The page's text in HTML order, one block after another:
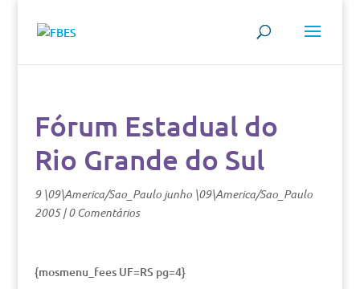
Fórum Estadual do
Rio Grande do Sul
9 \09\America/Sao_Paulo junho \09\America/Sao_Paulo
2005|0 Comentários
{mosmenu_fees UF=RS pg=4}